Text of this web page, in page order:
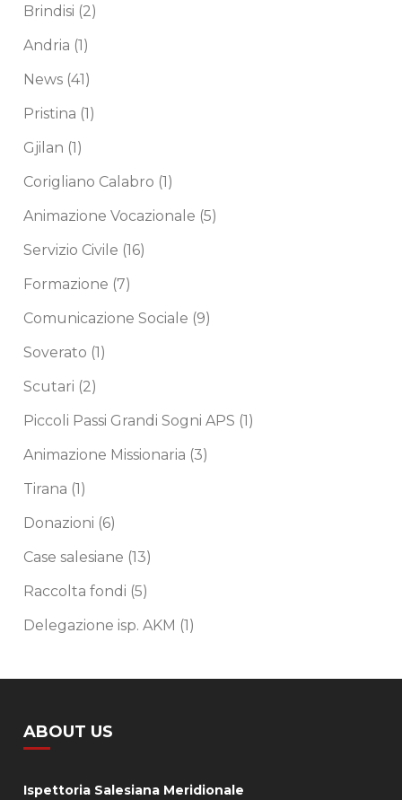
Brindisi (2)
Andria (1)
News (41)
Pristina (1)
Gjilan (1)
Corigliano Calabro (1)
Animazione Vocazionale (5)
Servizio Civile (16)
Formazione (7)
Comunicazione Sociale (9)
Soverato (1)
Scutari (2)
Piccoli Passi Grandi Sogni APS (1)
Animazione Missionaria (3)
Tirana (1)
Donazioni (6)
Case salesiane (13)
Raccolta fondi (5)
Delegazione isp. AKM (1)
ABOUT US
Ispettoria Salesiana Meridionale